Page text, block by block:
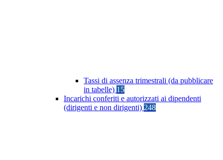
Tassi di assenza trimestrali (da pubblicare
in tabelle) 15
Incarichi conferiti e autorizzati ai dipendenti
(dirigenti e non dirigenti) 248